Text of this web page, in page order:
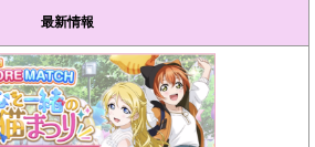
最新情報